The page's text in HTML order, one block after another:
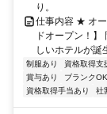
り。
仕事内容 ★ オ
ドオープン！
しいホテルが誕
制服あり 資格取得支
賞与あり
ブランクOK
資格取得手当あり
社